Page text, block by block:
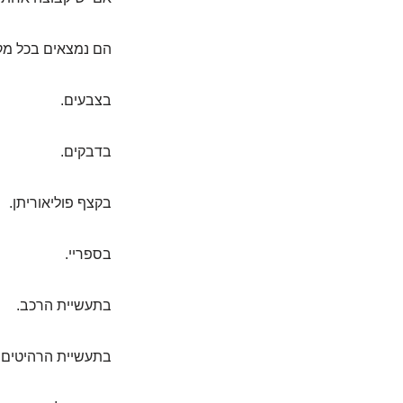
הם נמצאים בכל
בצבעים.
בדבקים.
בקצף פוליאוריתן.
בספריי.
בתעשיית הרכב.
בתעשיית